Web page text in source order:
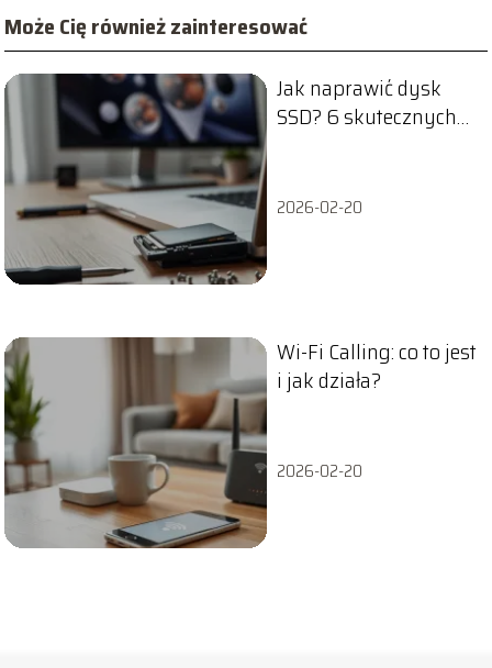
Może Cię również zainteresować
Jak naprawić dysk
SSD? 6 skutecznych
2026-02-20
Wi-Fi Calling: co to jest
i jak działa?
2026-02-20